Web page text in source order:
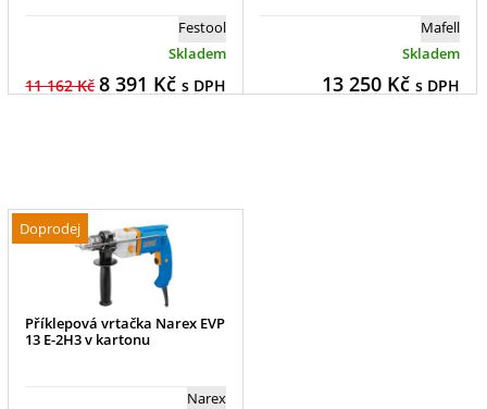
Festool
Skladem
11 162 Kč8 391 Kč s DPH
Mafell
Skladem
13 250Kč s DPH
Doprodej
Příklepová vrtačka Narex EVP
13 E-2H3 v kartonu
Narex